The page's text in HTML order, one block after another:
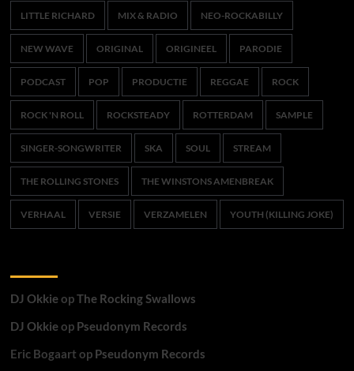
LITTLE RICHARD MIX & RADIO NEO-ROCKABILLY
NEW WAVE ORIGINAL ORIGINEEL PARODIE
PODCAST POP PRODUCTIE REGGAE ROCK
ROCK 'N ROLL ROCKSTEADY ROTTERDAM SAMPLE
SINGER-SONGWRITER SKA SOUL STREAM
THE ROLLING STONES THE WINSTONS AMENBREAK
VERHAAL VERSIE VERZAMELEN YOUTH (KILLING JOKE)
DJ OkkieopThe Rocking Swallows
DJ Okkieop Pseudonym Records
Eric Bogaart op Pseudonym Records